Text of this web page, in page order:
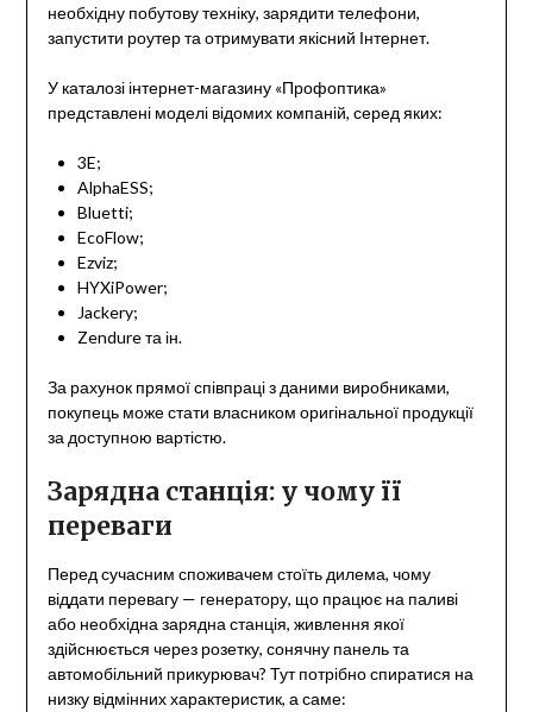
необхідну побутову техніку, зарядити телефони,
запустити роутер та отримувати якісний Інтернет.
У каталозі інтернет-магазину «Профоптика»
представлені моделі відомих компаній, серед яких:
3E;
AlphaESS;
Bluetti;
EcoFlow;
Ezviz;
HYXiPower;
Jackery;
Zendure та ін.
За рахунок прямої співпраці з даними виробниками,
покупець може стати власником оригінальної продукції
за доступною вартістю.
Зарядна станція: у чому її
переваги
Перед сучасним споживачем стоїть дилема, чому
віддати перевагу — генератору, що працює на паливі
або необхідна зарядна станція, живлення якої
здійснюється через розетку, сонячну панель та
автомобільний прикурювач? Тут потрібно спиратися на
низку відмінних характеристик, а саме: